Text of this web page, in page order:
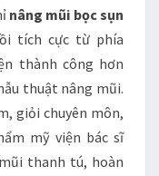
nâng mũi bọc sụn
tích cực từ phía
thành công hơn
thuật nâng mũi.
giỏi chuyên môn,
mỹ viện bác sĩ
thanh tú, hoàn